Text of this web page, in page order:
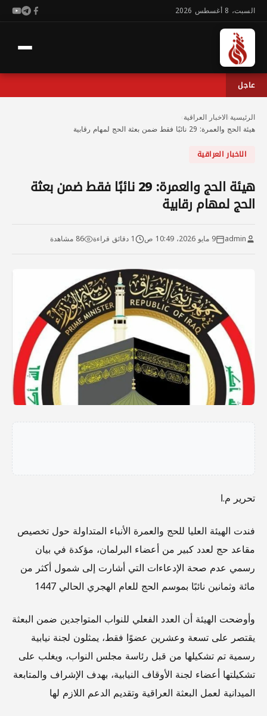
السبت، 8 أغسطس 2026
عاجل
الرئيسية الاخبار العراقية
هيئة الحج والعمرة: 29 نائبًا فقط ضمن بعثة الحج لمهام رقابية
الاخبار العراقية
هيئة الحج والعمرة: 29 نائبًا فقط ضمن بعثة
الحج لمهام رقابية
admin 9 مايو 2026، 10:49 ص 1 دقائق قراءة 86 مشاهدة
تحرير م.ا
فندت الهيئة العليا للحج والعمرة الأنباء المتداولة حول تخصيص
مقاعد حج لعدد كبير من أعضاء البرلمان، مؤكدة في بيان
رسمي عدم صحة الإدعاءات التي أشارت إلى شمول أكثر من
مائة وثمانين نائبًا بموسم الحج للعام الهجري الحالي 1447
وأوضحت الهيئة أن العدد الفعلي للنواب المتواجدين ضمن البعثة
يقتصر على تسعة وعشرين عضوًا فقط، يمثلون لجنة نيابية
رسمية تم تشكيلها من قبل رئاسة مجلس النواب، ويغلب على
تشكيلتها أعضاء لجنة الأوقاف النيابية، بهدف الإشراف والمتابعة
الميدانية لعمل البعثة العراقية وتقديم الدعم اللازم لها